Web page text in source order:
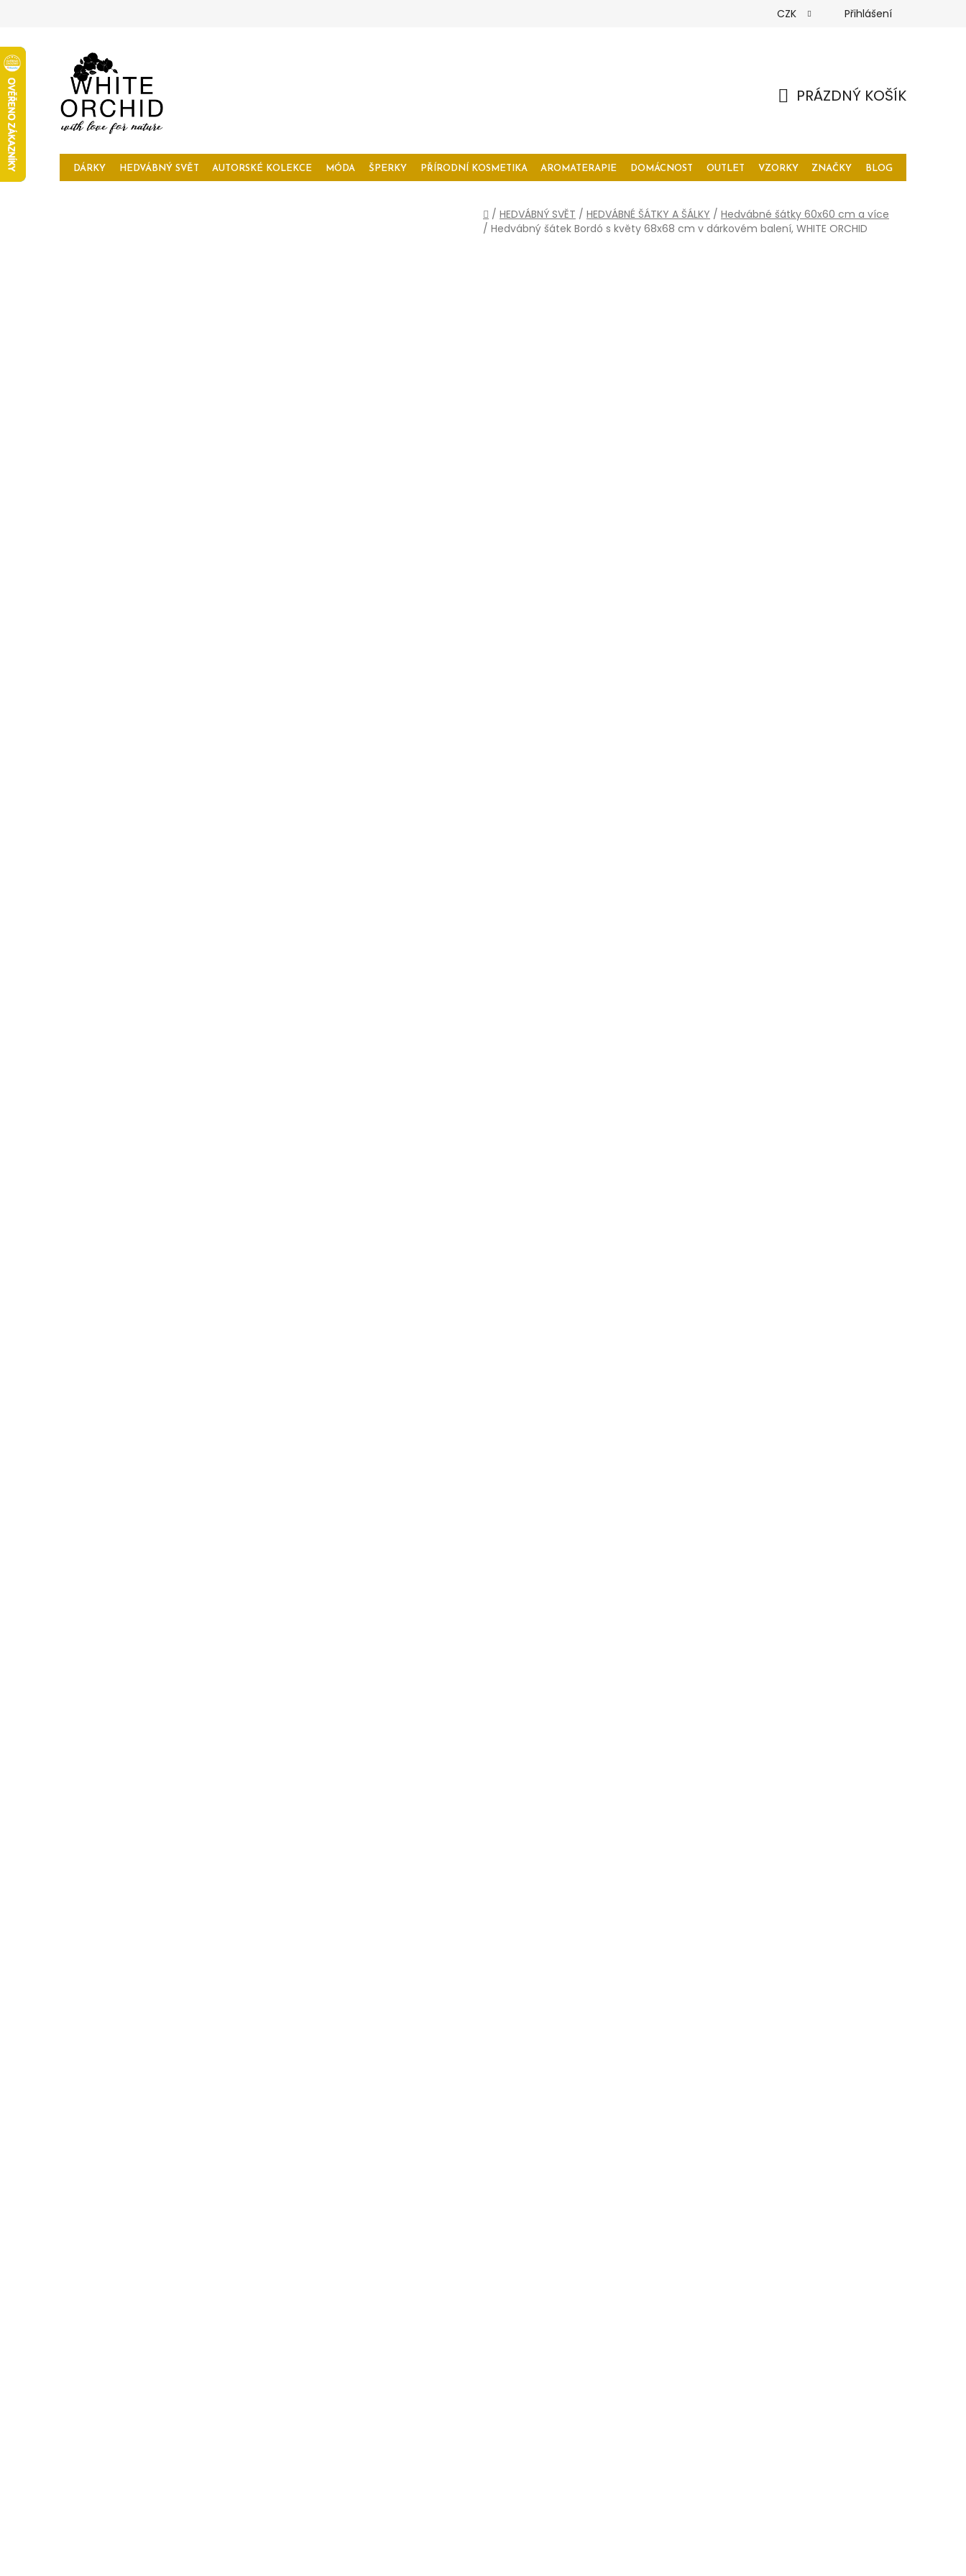
CZK Přihlášení
PRÁZDNÝ KOŠÍK
DÁRKY HEDVÁBNÝ SVĚT AUTORSKÉ KOLEKCE MÓDA ŠPERKY PŘÍRODNÍ KOSMETIKA AROMATERAPIE DOMÁCNOST OUTLET VZORKY ZNAČKY BLOG
Domů
/ HEDVÁBNÝ SVĚT / HEDVÁBNÉ ŠÁTKY A ŠÁLKY / Hedvábné šátky 60x60 cm a více
/ Hedvábný šátek Bordó s květy 68x68 cm v dárkovém balení, WHITE ORCHID